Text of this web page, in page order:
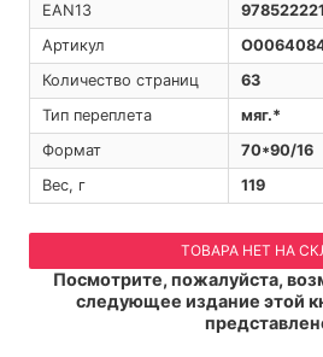
EAN13
Артикул
Количество страниц
63
Тип переплета
мяг.*
Формат
70*90/16
Вес, г
119
ТОВАРА НЕТ НА
Посмотрите, пожалуйста,
следующее издание этой